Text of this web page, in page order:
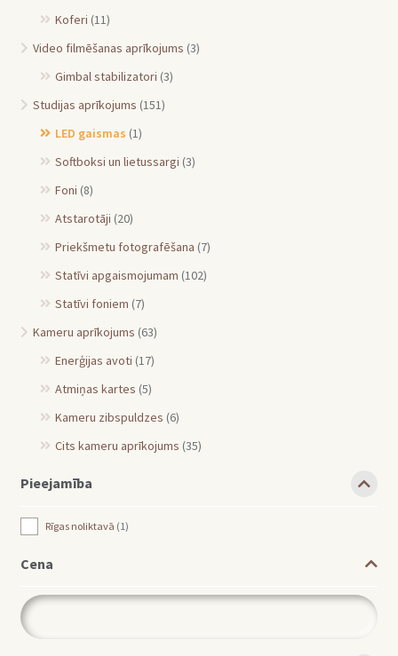
Koferi (11)
Video filmēšanas aprīkojums (3)
Gimbal stabilizatori (3)
Studijas aprīkojums (151)
LED gaismas (1)
Softboksi un lietussargi (3)
Foni (8)
Atstarotāji (20)
Priekšmetu fotografēšana (7)
Statīvi apgaismojumam (102)
Statīvi foniem (7)
Kameru aprīkojums (63)
Enerģijas avoti (17)
Atmiņas kartes (5)
Kameru zibspuldzes (6)
Cits kameru aprīkojums (35)
Pieejamība
Rīgas noliktavā 1
Cena